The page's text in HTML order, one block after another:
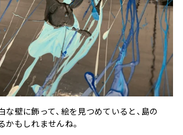
な壁に飾って、絵を見つめていると、島の
かもしれませんね。